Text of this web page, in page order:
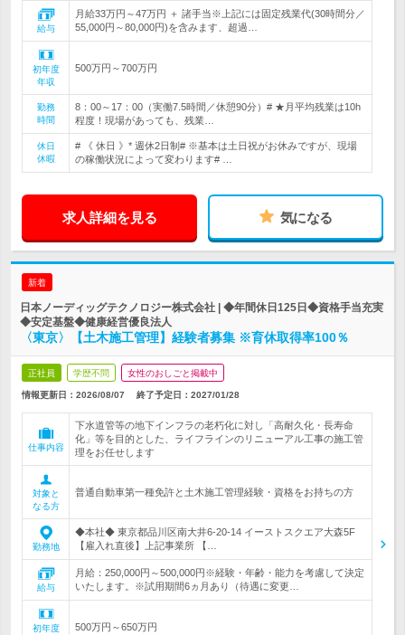
給与
月給33万円～47万円 ＋ 諸手当※上記には固定残業代(30時間分／
55,000円～80,000円)を含みます、超過…
初年度
年収
500万円～700万円
勤務
時間
8：00～17：00（実働7.5時間／休憩90分）# ★月平均残業は10h
程度！現場があっても、残業…
休日
休暇
# 《 休日 》* 週休2日制# ※基本は土日祝がお休みですが、現場
の稼働状況によって変わります# …
求人詳細を見る 気になる
新着
日本ノーディッグテクノロジー株式会社 | ◆年間休日125日◆資格手当充実
◆安定基盤◆健康経営優良法人
〈東京〉【土木施工管理】経験者募集 ※育休取得率100％
正社員 学歴不問 女性のおしごと掲載中
情報更新日：2026/08/07 終了予定日： 2027/01/28
仕事内容
下水道管等の地下インフラの老朽化に対し「高耐久化・長寿命
化」等を目的とした、ライフラインのリニューアル工事の施工管
理をお任せします
対象と
なる方
普通自動車第一種免許と土木施工管理経験・資格をお持ちの方
勤務地
◆本社◆ 東京都品川区南大井6-20-14 イーストスクエア大森5F
【雇入れ直後】上記事業所 【…
給与
月給：250,000円～500,000円※経験・年齢・能力を考慮して決定
いたします。※試用期間6ヵ月あり（待遇に変更…
初年度
500万円～650万円